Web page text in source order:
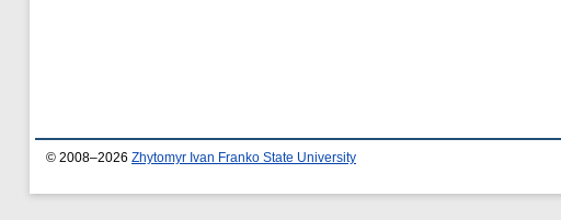
© 2008–2026 Zhytomyr Ivan Franko State University